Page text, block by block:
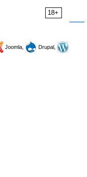
18+
Joomla,
Drupal,